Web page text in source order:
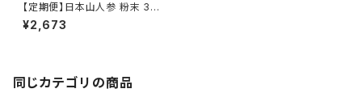
【定期便】日本山人参 粉末 30g
【1ヶ月ごとにお届け】
¥2,673
同じカテゴリの商品